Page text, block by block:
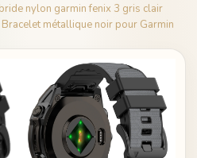
nylon garmin fenix 3 gris clair
métallique noir pour Garmin